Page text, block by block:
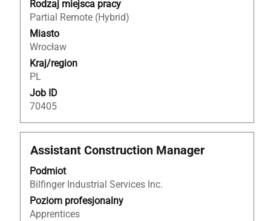
Rodzaj miejsca pracy
Partial Remote (Hybrid)
Miasto
Wrocław
Kraj/region
PL
Job ID
70405
danych
oferty
pracy.
Tytuł
Assistant Construction Manager
Podmiot
Bilfinger Industrial Services Inc.
Poziom profesjonalny
Apprentices
Zaznacz
pomocą
spacji,
aby
wyświetlić